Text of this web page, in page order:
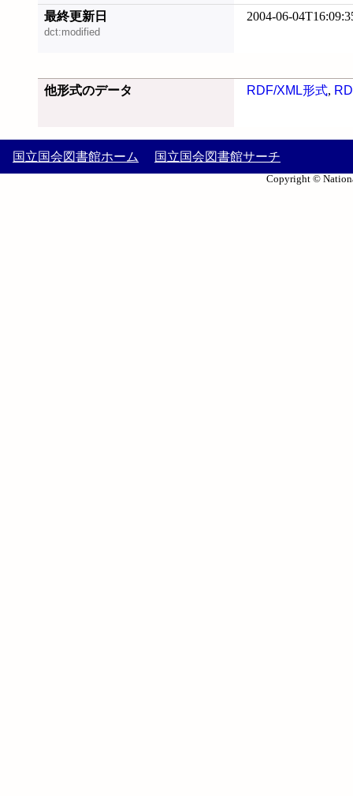
最終更新日
dct:modified
2004-06-
他形式のデータ RDF/XML形式,
国立国会図書館ホーム 国立国会図書館サーチ
Copyright ©